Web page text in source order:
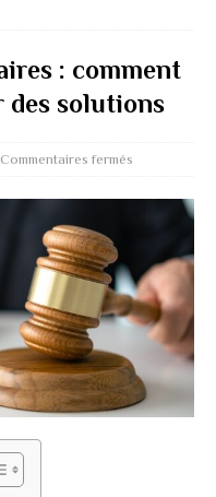
: comment
solutions
Commentaires fermés